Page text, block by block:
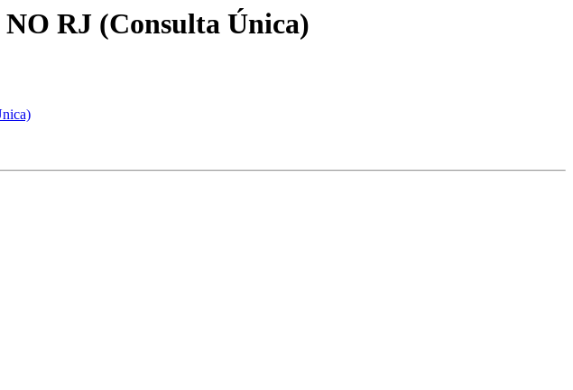
RJ (Consulta Única)